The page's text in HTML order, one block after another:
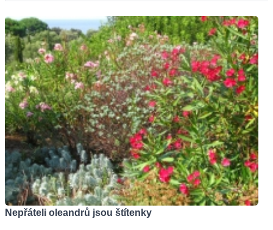
Nepřáteli oleandrů jsou štítenky